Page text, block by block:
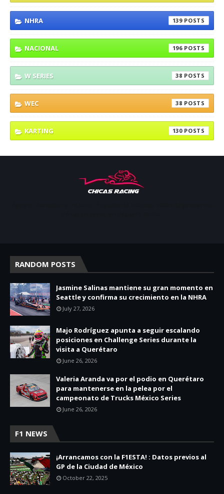
NHRA 139
NACIONAL 196
W SERIES 38
WEC 38
KARTING 130
RANDOM POSTS
Jasmine Salinas mantiene su gran momento en
Seattle y confirma su crecimiento en la NHRA
July 27, 2026
Majo Rodríguez apunta a seguir escalando
posiciones en Challenge Series durante la
visita a Querétaro
June 26, 2026
Valeria Aranda va por el podio en Querétaro
para mantenerse en la pelea por el
campeonato de Trucks México Series
June 26, 2026
F1 NEWS
¡Arrancamos con la F1ESTA! : Datos previos al
GP de la Ciudad de México
October 22, 2025